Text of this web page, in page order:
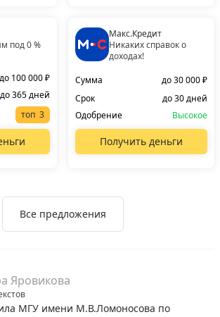
под 0 %
до 100 000 ₽
до 365 дней
топ
Макс.Кредит
Никаких справок о
доходах!
Сумма
до 30 000 ₽
Срок
до 30 дней
Одобрение
Высокое
Получить деньги
Все предложения
Яровикова
МГУ имени М.В.Ломоносова по